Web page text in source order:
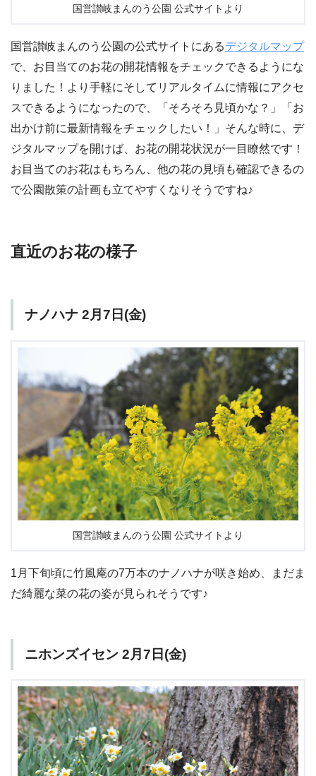
国営讃岐まんのう公園 公式サイトより
国営讃岐まんのう公園の公式サイトにあるデジタルマップ
で、お目当てのお花の開花情報をチェックできるようにな
りました！より手軽にそしてリアルタイムに情報にアクセ
スできるようになったので、「そろそろ見頃かな？」「お
出かけ前に最新情報をチェックしたい！」そんな時に、デ
ジタルマップを開けば、お花の開花状況が一目瞭然です！
お目当てのお花はもちろん、他の花の見頃も確認できるの
で公園散策の計画も立てやすくなりそうですね♪
直近のお花の様子
ナノハナ 2月7日(金)
国営讃岐まんのう公園 公式サイトより
1月下旬頃に竹風庵の7万本のナノハナが咲き始め、まだま
だ綺麗な菜の花の姿が見られそうです♪
ニホンズイセン 2月7日(金)